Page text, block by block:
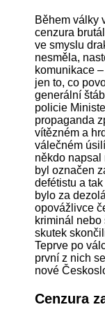
Během války
cenzura
ve smyslu
nesměla,
komunikace
jen to, co
generální
policie
propaganda
vítězném a
válečném
někdo napsal
byl označen
defétistu a
bylo za
opovážlivce
kriminál
skutek
Teprve po
první z nich
nové
Cenzura